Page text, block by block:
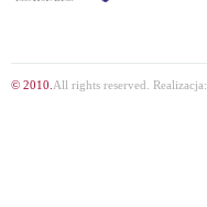
© 2010. All rights reserved. Realizacja: